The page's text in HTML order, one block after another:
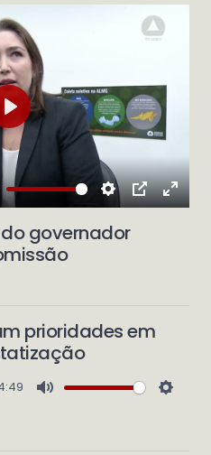
Settings
PIP Enter
Play
governador
prioridades em